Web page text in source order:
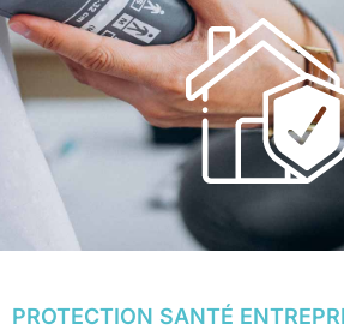
PROTECTION SANTÉ